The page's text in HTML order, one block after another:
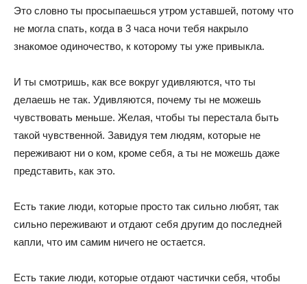
Это словно ты просыпаешься утром уставшей, потому что
не могла спать, когда в 3 часа ночи тебя накрыло
знакомое одиночество, к которому ты уже привыкла.
И ты смотришь, как все вокруг удивляются, что ты
делаешь не так. Удивляются, почему ты не можешь
чувствовать меньше. Желая, чтобы ты перестала быть
такой чувственной. Завидуя тем людям, которые не
переживают ни о ком, кроме себя, а ты не можешь даже
представить, как это.
Есть такие люди, которые просто так сильно любят, так
сильно переживают и отдают себя другим до последней
капли, что им самим ничего не остается.
Есть такие люди, которые отдают частички себя, чтобы